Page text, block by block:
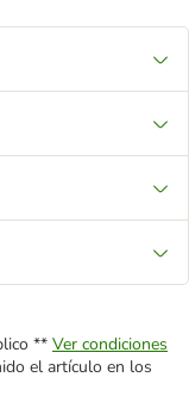
** Ver condiciones
el artículo en los